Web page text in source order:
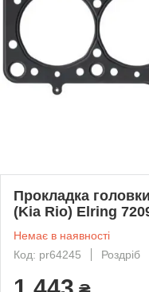
Прокладка
(Kia Rio) Elring
Немає в наявності
Код: pr64245
Роздріб